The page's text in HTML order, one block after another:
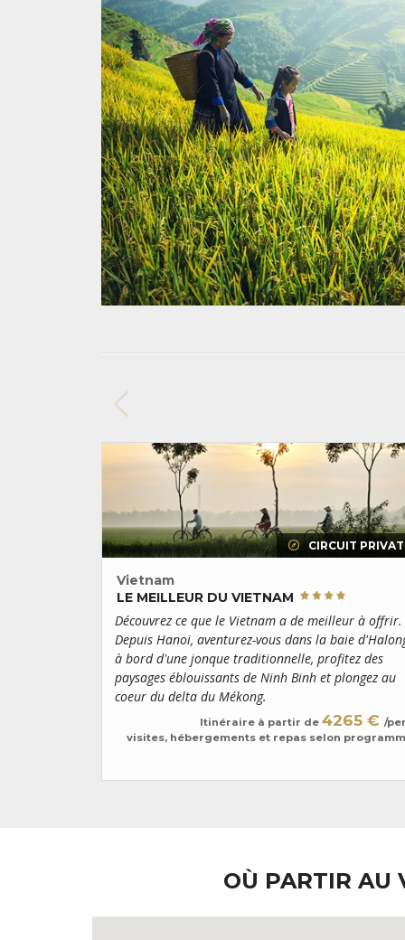
CIRCUIT
Vietnam
LE MEILLEUR DU VIETNAM
Découvrez ce que le Vietnam a de meilleur à offrir.
Depuis Hanoi, aventurez-vous dans la baie
à bord d'une jonque traditionnelle, profitez des
paysages éblouissants de Ninh Binh et plongez au
coeur du delta du Mékong.
Itinéraire à partir de 4265 € /
visites, hébergements et repas selon
OÙ PARTIR AU